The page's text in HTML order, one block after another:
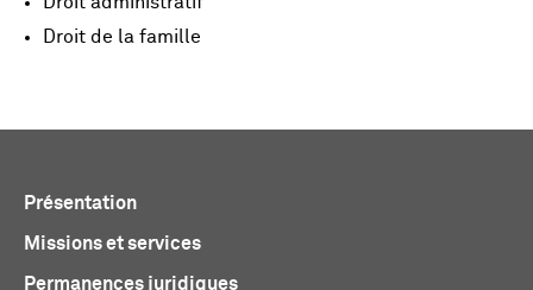
Droit de la famille
Présentation
Missions et services
Permanences juridiques